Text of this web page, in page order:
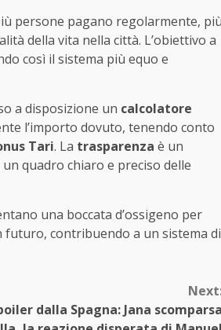
persone pagano regolarmente,
della vita nella città. L’obiettivo a
così il sistema più equo e
a disposizione un calcolatore
l’importo dovuto, tenendo conto
Tari. La trasparenza è un
quadro chiaro e preciso delle
una boccata d’ossigeno per
futuro, contribuendo a un sistema di
dalla Spagna: Jana